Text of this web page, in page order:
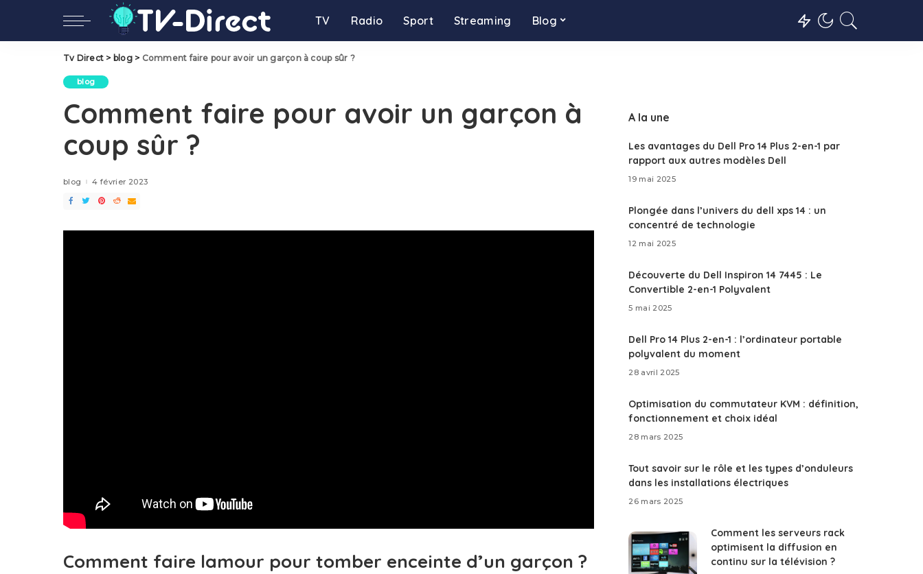
TV Radio Sport Streaming Blog
Tv Direct > blog> Comment faire pour avoir un garçon à coup sûr ?
blog
Comment faire pour avoir un garçon à
coup sûr ?
blog 4 février 2023
Comment faire lamour pour tomber enceinte d’un garçon ?
A la une
Les avantages du Dell Pro 14 Plus 2-en-1 par
rapport aux autres modèles Dell
19 mai 2025
Plongée dans l’univers du dell xps 14 : un
concentré de technologie
12 mai 2025
Découverte du Dell Inspiron 14 7445 : Le
Convertible 2-en-1 Polyvalent
5 mai 2025
Dell Pro 14 Plus 2-en-1 : l’ordinateur portable
polyvalent du moment
28 avril 2025
Optimisation du commutateur KVM : définition,
fonctionnement et choix idéal
28 mars 2025
Tout savoir sur le rôle et les types d’onduleurs
dans les installations électriques
26 mars 2025
Comment les serveurs rack
optimisent la diffusion en
continu sur la télévision ?